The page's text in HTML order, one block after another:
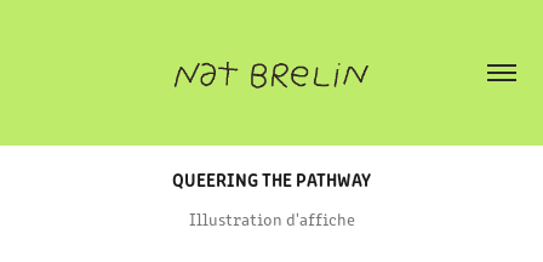
QUEERING THE PATHWAY
Illustration d'affiche